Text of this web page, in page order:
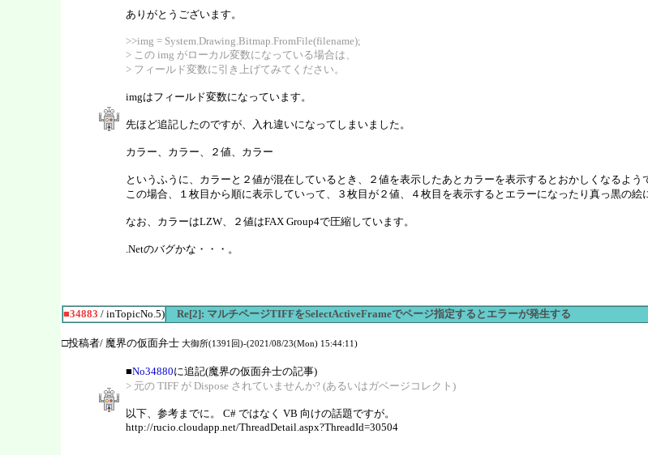
ありがとうございます。
>>img = System.Drawing.Bitmap.FromFile(filename);
> この img がローカル変数になっている場合は、
> フィールド変数に引き上げてみてください。
imgはフィールド変数になっています。
先ほど追記したのですが、入れ違いになってしまいました。
カラー、カラー、２値、カラー
というふうに、カラーと２値が混在しているとき、２値を表示したあとカラーを表示するとおかしくなるよう
この場合、１枚目から順に表示していって、３枚目が２値、４枚目を表示するとエラーになったり真っ黒の絵
なお、カラーはLZW、２値はFAX Group4で圧縮しています。
.Netのバグかな・・・。
■34883 / inTopicNo.5)
Re[2]: マルチページTIFFをSelectActiveFrameでページ指定するとエラーが発生する
□投稿者/ 魔界の仮面弁士 大御所(1391回)-(2021/08/23(Mon) 15:44:11)
■No34880に追記(魔界の仮面弁士の記事)
> 元の TIFF が Dispose されていませんか? (あるいはガベージコレクト)
以下、参考までに。 C# ではなく VB 向けの話題ですが。
http://rucio.cloudapp.net/ThreadDetail.aspx?ThreadId=30504